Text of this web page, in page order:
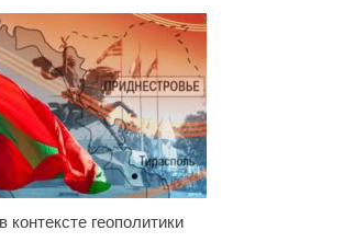
контексте геополитики